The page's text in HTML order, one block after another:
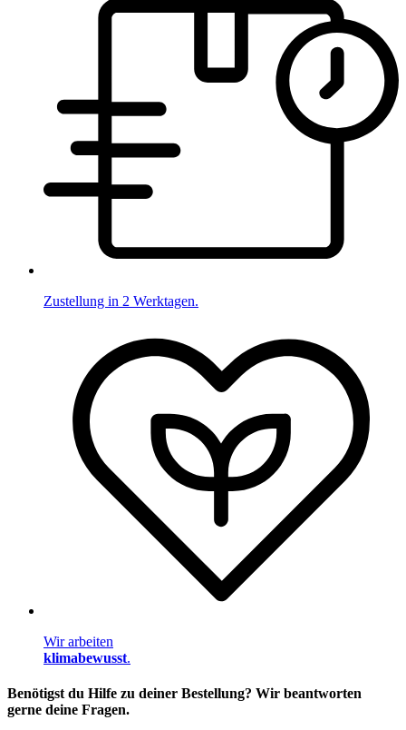
Zustellung in 2 Werktagen.
Wir arbeiten
klimabewusst.
Benötigst du Hilfe zu deiner Bestellung? Wir beantworten
gerne deine Fragen.